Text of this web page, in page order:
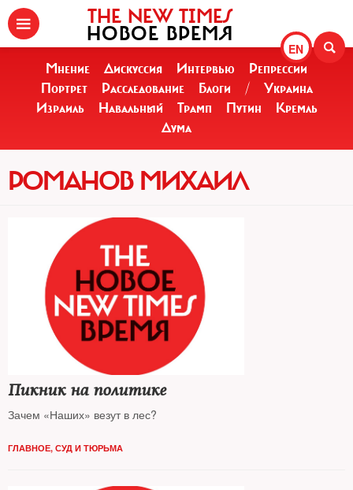
EN
THE NEW TIMES
НОВОЕ ВРЕМЯ
Мнение Дискуссия Интервью
Репрессии
Портрет
Расследование Блоги /
Украина
Израиль
Навальный Трамп Путин
Кремль
Дума
РОМАНОВ МИХАИЛ
Пикник на политике
Зачем «Наших» везут в лес?
ГЛАВНОЕ, СУД И ТЮРЬМА